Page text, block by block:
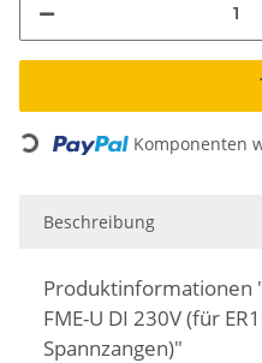
Loading... Komponenten
Beschreibung
Produktinformationen
FME-U DI 230V (für
Spannzangen)"